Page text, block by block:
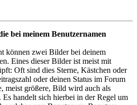
bei meinem Benutzernamen
können zwei Bilder bei deinem
Eines dieser Bilder ist meist mit
Oft sind dies Sterne, Kästchen oder
oder deinen Status im Forum
meist größere, Bild wird auch als
Es handelt sich hierbei in der Regel um